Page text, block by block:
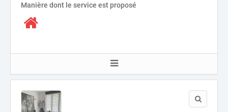
Manière dont le service est proposé